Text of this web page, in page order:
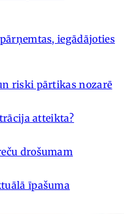
iegādājoties
riski pārtikas nozarē
atteikta?
drošumam
īpašuma